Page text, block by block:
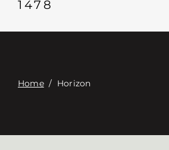
Επαφή
1478
Home/ Horizon